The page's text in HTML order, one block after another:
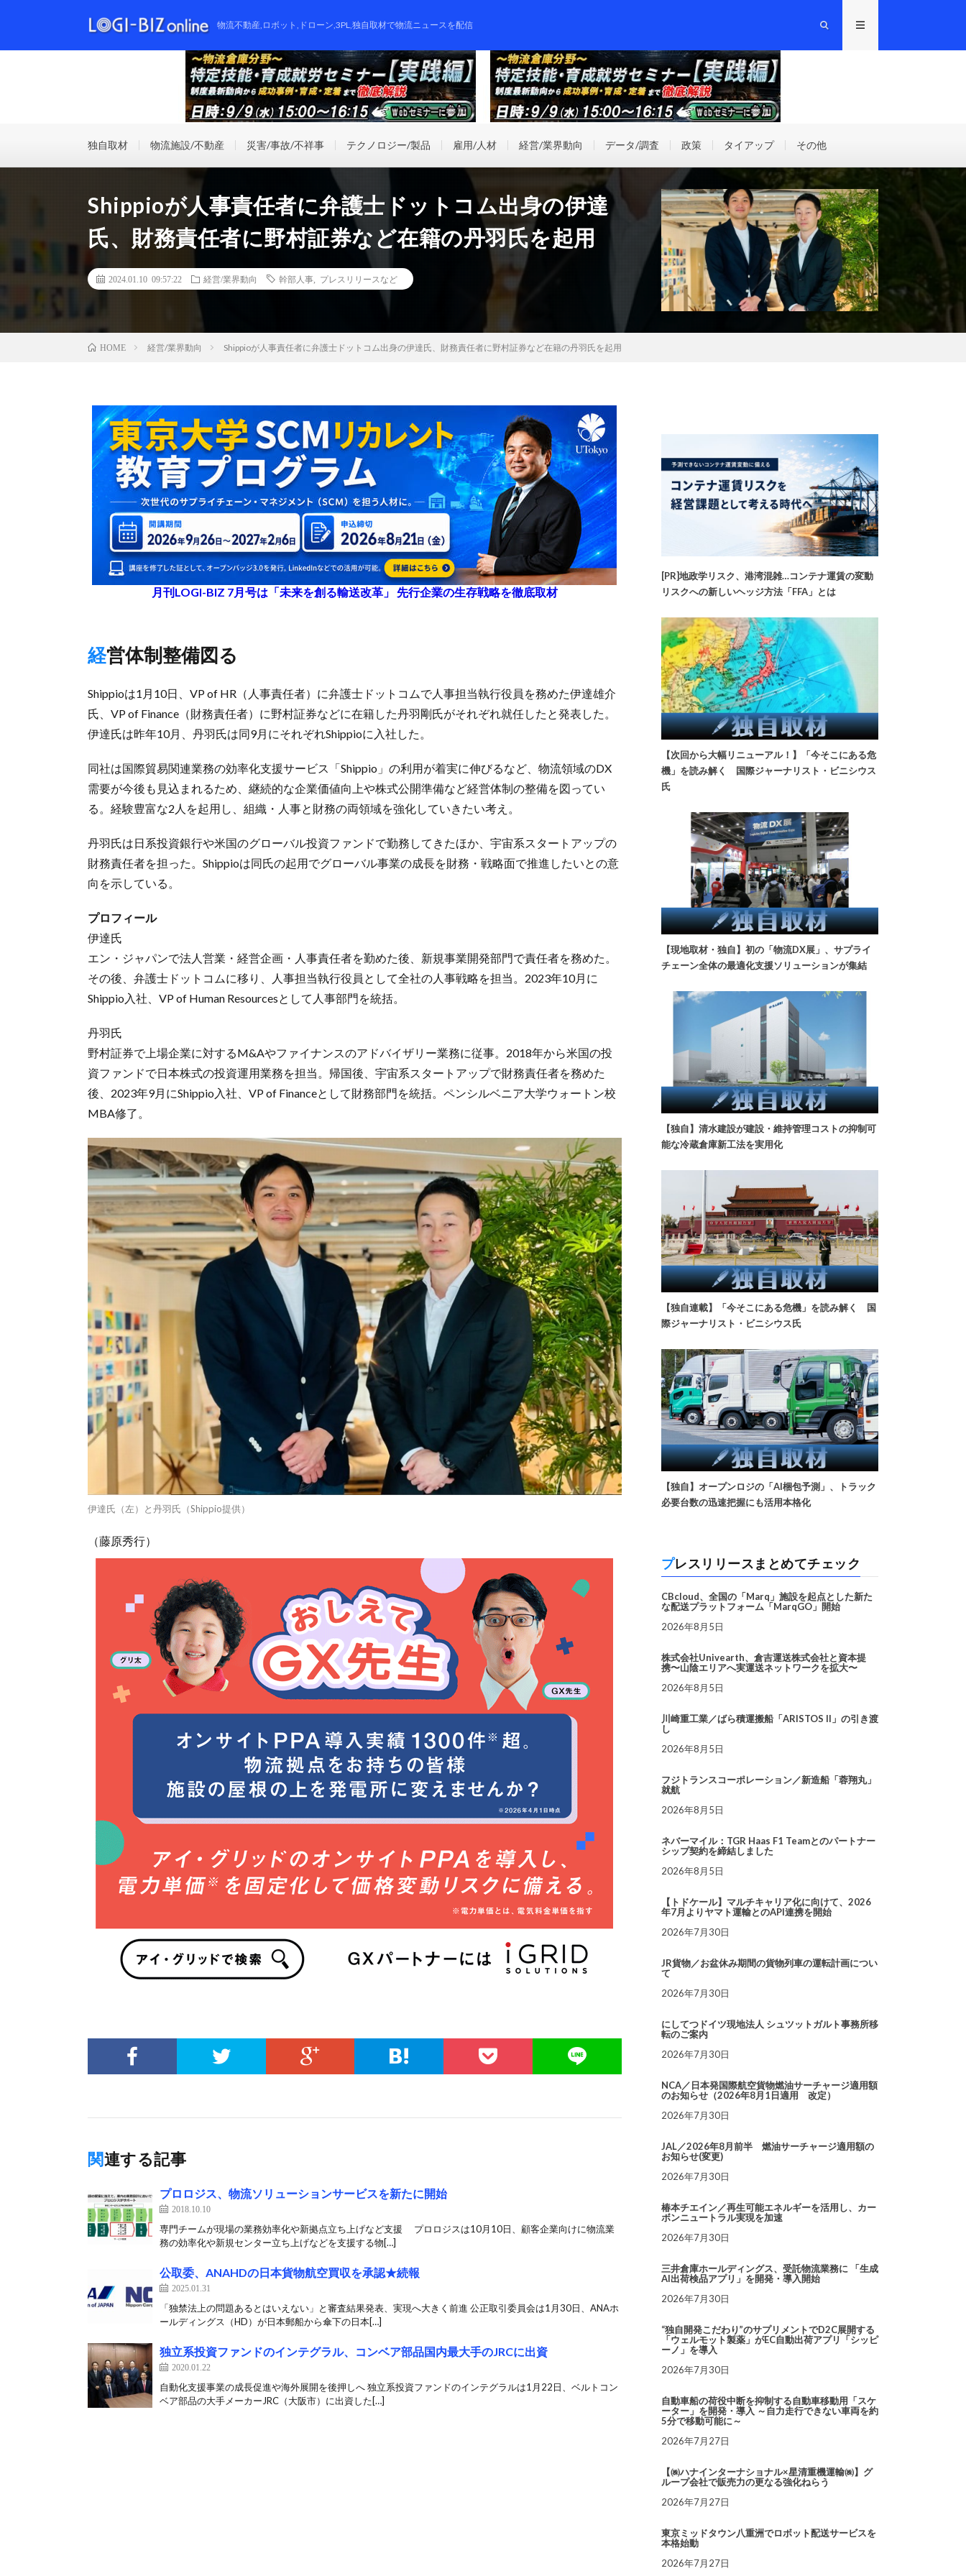
物流不動産,ロボット,ドローン,3PL,独自取材で物流ニュースを配信
独自取材 物流施設/不動産 災害/事故/不祥事 テクノロジー/製品 雇用/人材 経営/業界動向 データ/調査 政策 タイアップ その他
Shippioが人事責任者に弁護士ドットコム出身の伊達
氏、財務責任者に野村証券など在籍の丹羽氏を起用
2024.01.10 09:57:22 経営/業界動向 幹部人事 プレスリリースなど
HOME 経営/業界動向 Shippioが人事責任者に弁護士ドットコム出身の伊達氏、財務責任者に野村証券など在籍の丹羽氏を起用
月刊LOGI-BIZ 7月号は「未来を創る輸送改革」 先行企業の生存戦略を徹底取材
経営体制整備図る
Shippioは1月10日、VP of HR（人事責任者）に弁護士ドットコムで人事担当執行役員を務めた伊達雄介
氏、VP of Finance（財務責任者）に野村証券などに在籍した丹羽剛氏がそれぞれ就任したと発表した。
伊達氏は昨年10月、丹羽氏は同9月にそれぞれShippioに入社した。
同社は国際貿易関連業務の効率化支援サービス「Shippio」の利用が着実に伸びるなど、物流領域のDX
需要が今後も見込まれるため、継続的な企業価値向上や株式公開準備など経営体制の整備を図ってい
る。経験豊富な2人を起用し、組織・人事と財務の両領域を強化していきたい考え。
丹羽氏は日系投資銀行や米国のグローバル投資ファンドで勤務してきたほか、宇宙系スタートアップの
財務責任者を担った。Shippioは同氏の起用でグローバル事業の成長を財務・戦略面で推進したいとの意
向を示している。
プロフィール
伊達氏
エン・ジャパンで法人営業・経営企画・人事責任者を勤めた後、新規事業開発部門で責任者を務めた。
その後、弁護士ドットコムに移り、人事担当執行役員として全社の人事戦略を担当。2023年10月に
Shippio入社、VP of Human Resourcesとして人事部門を統括。
丹羽氏
野村証券で上場企業に対するM&Aやファイナンスのアドバイザリー業務に従事。2018年から米国の投
資ファンドで日本株式の投資運用業務を担当。帰国後、宇宙系スタートアップで財務責任者を務めた
後、2023年9月にShippio入社、VP of Financeとして財務部門を統括。ペンシルベニア大学ウォートン校
MBA修了。
伊達氏（左）と丹羽氏（Shippio提供）
（藤原秀行）
関連する記事
プロロジス、物流ソリューションサービスを新たに開始
2018.10.10
専門チームが現場の業務効率化や新拠点立ち上げなど支援 プロロジスは10月10日、顧客企業向けに物流業
務の効率化や新規センター立ち上げなどを支援する物[…]
公取委、ANAHDの日本貨物航空買収を承認★続報
2025.01.31
「独禁法上の問題あるとはいえない」と審査結果発表、実現へ大きく前進 公正取引委員会は1月30日、ANAホ
ールディングス（HD）が日本郵船から傘下の日本[…]
独立系投資ファンドのインテグラル、コンベア部品国内最大手のJRCに出資
2020.01.22
自動化支援事業の成長促進や海外展開を後押しへ 独立系投資ファンドのインテグラルは1月22日、ベルトコン
ベア部品の大手メーカーJRC（大阪市）に出資した[…]
[PR]地政学リスク、港湾混雑…コンテナ運賃の変動
リスクへの新しいヘッジ方法「FFA」とは
【次回から大幅リニューアル！】「今そこにある危
機」を読み解く 国際ジャーナリスト・ビニシウス
氏
【現地取材・独自】初の「物流DX展」、サプライ
チェーン全体の最適化支援ソリューションが集結
【独自】清水建設が建設・維持管理コストの抑制可
能な冷蔵倉庫新工法を実用化
【独自連載】「今そこにある危機」を読み解く 国
際ジャーナリスト・ビニシウス氏
【独自】オープンロジの「AI梱包予測」、トラック
必要台数の迅速把握にも活用本格化
プレスリリースまとめてチェック
CBcloud、全国の「Marq」施設を起点とした新た
な配送プラットフォーム「MarqGO」開始
2026年8月5日
株式会社Univearth、倉吉運送株式会社と資本提
携〜山陰エリアへ実運送ネットワークを拡大〜
2026年8月5日
川崎重工業／ばら積運搬船「ARISTOS II」の引き渡
し
2026年8月5日
フジトランスコーポレーション／新造船「蓉翔丸」
就航
2026年8月5日
ネバーマイル：TGR Haas F1 Teamとのパートナー
シップ契約を締結しました
2026年8月5日
【トドケール】マルチキャリア化に向けて、2026
年7月よりヤマト運輸とのAPI連携を開始
2026年7月30日
JR貨物／お盆休み期間の貨物列車の運転計画につい
て
2026年7月30日
にしてつドイツ現地法人 シュツットガルト事務所移
転のご案内
2026年7月30日
NCA／日本発国際航空貨物燃油サーチャージ適用額
のお知らせ（2026年8月1日適用 改定）
2026年7月30日
JAL／2026年8月前半 燃油サーチャージ適用額の
お知らせ(変更)
2026年7月30日
椿本チエイン／再生可能エネルギーを活用し、カー
ボンニュートラル実現を加速
2026年7月30日
三井倉庫ホールディングス、受託物流業務に 「生成
AI出荷検品アプリ」を開発・導入開始
2026年7月30日
“独自開発こだわり”のサプリメントでD2C展開する
「ウェルモット製薬」がEC自動出荷アプリ「シッピ
ーノ」を導入
2026年7月30日
自動車船の荷役中断を抑制する自動車移動用「スケ
ーター」を開発・導入 ～自力走行できない車両を約
5分で移動可能に～
2026年7月27日
【㈱ハナインターナショナル×星清重機運輸㈱】グ
ループ会社で販売力の更なる強化ねらう
2026年7月27日
東京ミッドタウン八重洲でロボット配送サービスを
本格始動
2026年7月27日